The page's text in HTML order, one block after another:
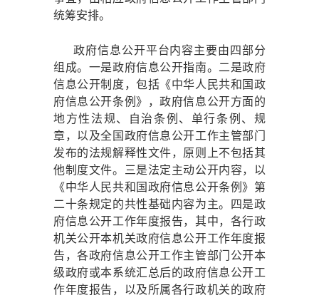
统筹安排。
政府信息公开平台内容主要由四部分
组成。一是政府信息公开指南。二是政府
信息公开制度，包括《中华人民共和国政
府信息公开条例》，政府信息公开方面的
地方性法规、自治条例、单行条例、规
章，以及全国政府信息公开工作主管部门
发布的法规解释性文件，原则上不包括其
他制度文件。三是法定主动公开内容，以
《中华人民共和国政府信息公开条例》第
二十条规定的共性基础内容为主。四是政
府信息公开工作年度报告，其中，各行政
机关公开本机关政府信息公开工作年度报
告，各政府信息公开工作主管部门公开本
级政府或本系统汇总后的政府信息公开工
作年度报告，以及所属各行政机关的政府